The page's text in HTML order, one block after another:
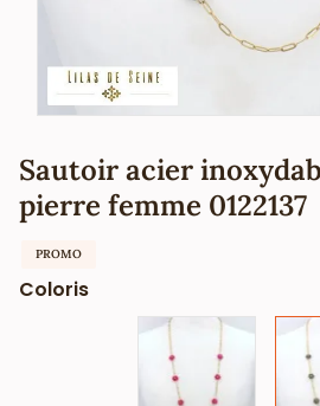
Sautoir acier
pierre femme 0122137
PROMO
Coloris